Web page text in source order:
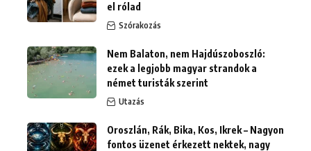
el rólad
Szórakozás
Nem Balaton, nem Hajdúszoboszló:
ezek a legjobb magyar strandok a
német turisták szerint
Utazás
Oroszlán, Rák, Bika, Kos, Ikrek – Nagyon
fontos üzenet érkezett nektek, nagy